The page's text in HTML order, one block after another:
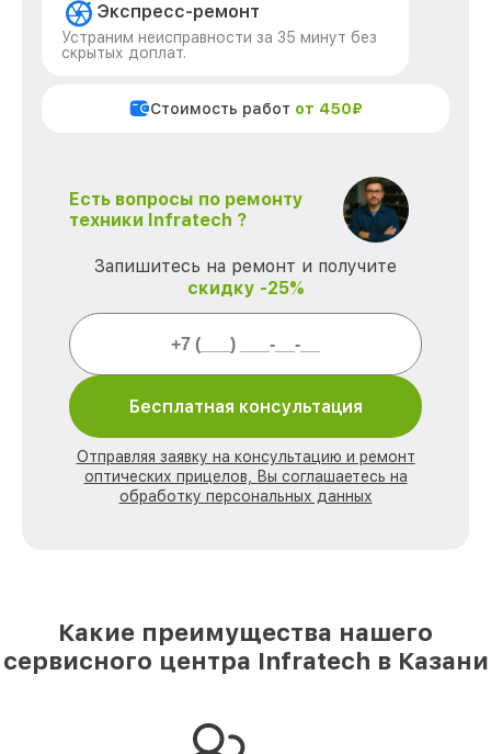
Экспресс-ремонт
Устраним неисправности за 35 минут без
скрытых доплат.
Стоимость работ от 450₽
Есть вопросы по ремонту
техники Infratech ?
Запишитесь на ремонт и получите
скидку -25%
Бесплатная консультация
Отправляя заявку на консультацию и ремонт
оптических прицелов, Вы соглашаетесь на
обработку персональных данных
Какие преимущества нашего
сервисного центра Infratech в Казани